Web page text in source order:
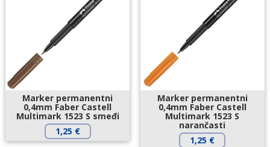
Marker permanentni
0,4mm Faber Castell
Multimark 1523 S smeđi
1,25 €
Marker permanentni
0,4mm Faber Castell
Multimark 1523 S
narančasti
1,25 €